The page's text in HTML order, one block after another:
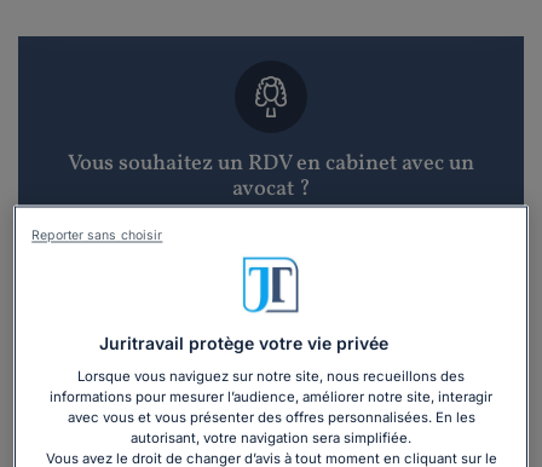
Vous souhaitez un RDV en cabinet avec un
avocat ?
Recevoir des devis d'avocats
3 devis en 48h
Juritravail protège votre vie privée
Lorsque vous naviguez sur notre site, nous recueillons des
informations pour mesurer l’audience, améliorer notre site, interagir
avec vous et vous présenter des offres personnalisées. En les
autorisant, votre navigation sera simplifiée.
Vous avez le droit de changer d’avis à tout moment en cliquant sur le
Reporter sans choisir